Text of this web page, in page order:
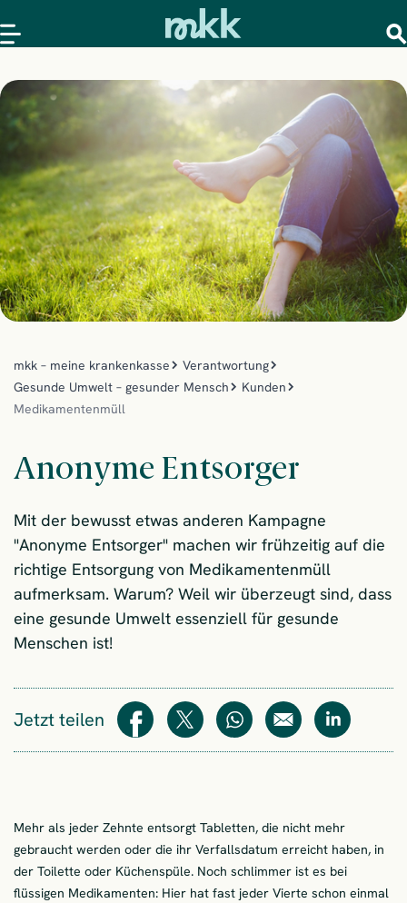
mkk – meine krankenkasse
Verantwortung
Gesunde Umwelt – gesunder Mensch
Kunden
Medikamentenmüll
Anonyme Entsorger
Mit der bewusst etwas anderen Kampagne
"Anonyme Entsorger" machen wir frühzeitig auf die
richtige Entsorgung von Medikamentenmüll
aufmerksam. Warum? Weil wir überzeugt sind, dass
eine gesunde Umwelt essenziell für gesunde
Menschen ist!
Jetzt teilen Teilen Teilen WhatsAppE-Mail Teilen
Mehr als jeder Zehnte entsorgt Tabletten, die nicht mehr
gebraucht werden oder die ihr Verfallsdatum erreicht haben, in
der Toilette oder Küchenspüle. Noch schlimmer ist es bei
flüssigen Medikamenten: Hier hat fast jeder Vierte schon einmal